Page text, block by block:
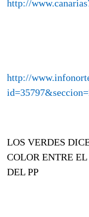
http://
http://
LOS VERDES
COLOR ENTRE
DEL PP